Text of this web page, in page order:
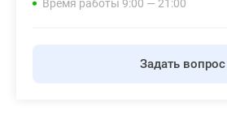
Время работы 9:00 — 21:00
Задать вопрос